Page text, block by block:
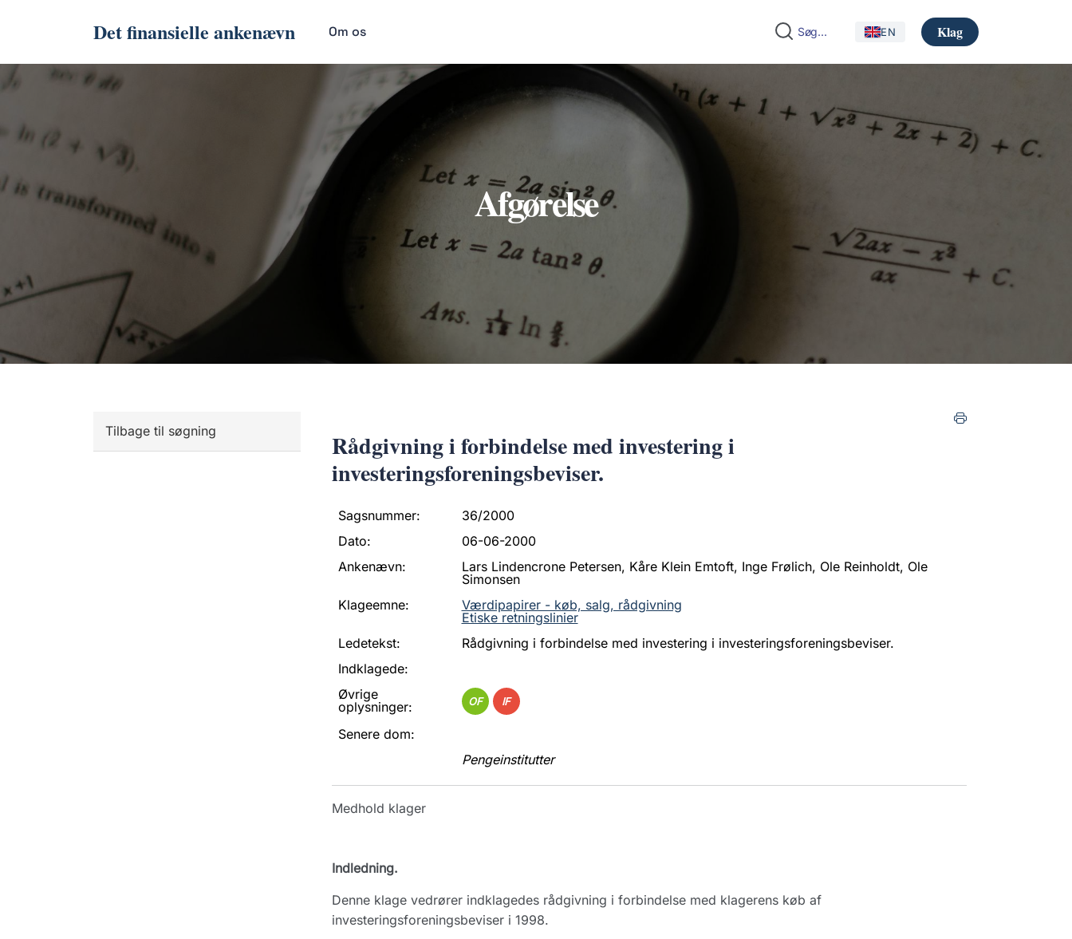
Det finansielle ankenævn Om os EN Klag
Afgørelse
Tilbage til søgning
Rådgivning i forbindelse med investering i
investeringsforeningsbeviser.
Sagsnummer:
36/2000
Dato:
06-06-2000
Ankenævn:
Lars Lindencrone Petersen, Kåre Klein Emtoft, Inge Frølich, Ole Reinholdt, Ole
Simonsen
Klageemne:
Værdipapirer - køb, salg, rådgivning
Etiske retningslinier
Ledetekst:
Rådgivning i forbindelse med investering i investeringsforeningsbeviser.
Indklagede:
Øvrige
oplysninger:
OF IF
Senere dom:
Pengeinstitutter
Medhold klager
Indledning.
Denne klage vedrører indklagedes rådgivning i forbindelse med klagerens køb af
investeringsforeningsbeviser i 1998.